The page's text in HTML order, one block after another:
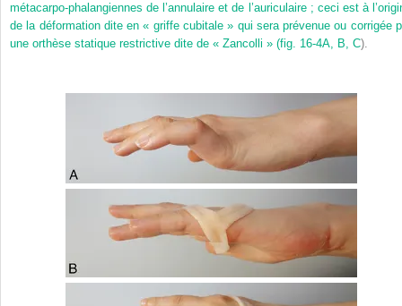
métacarpo-phalangiennes de l’annulaire et de l’auriculaire ; ceci est à
de la déformation dite en « griffe cubitale » qui sera prévenue ou corrigée
une orthèse statique restrictive dite de « Zancolli » (fig. 16-4A, B, C).